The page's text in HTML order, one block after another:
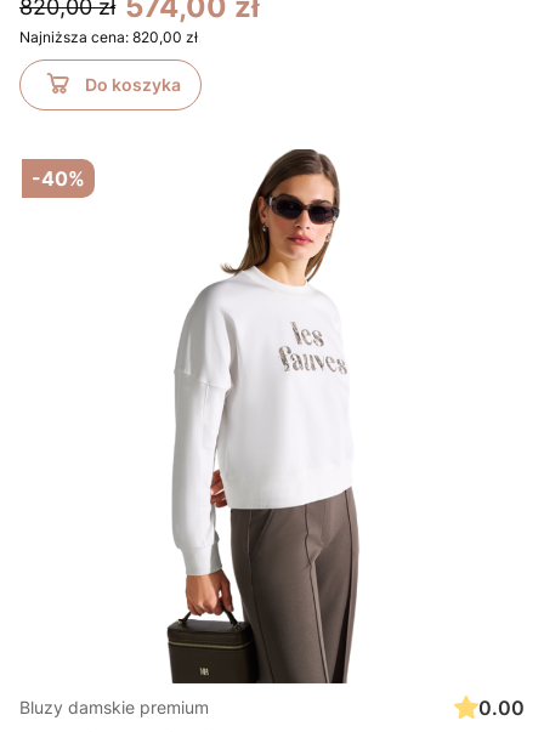
820,00 zł
Najniższa cena: 820,00 zł
Do koszyka
-40%
Bluzy damskie premium
0.00